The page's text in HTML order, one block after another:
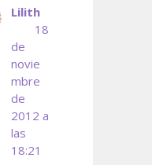
Lilith
18
de
novie
mbre
de
2012 a
las
18:21